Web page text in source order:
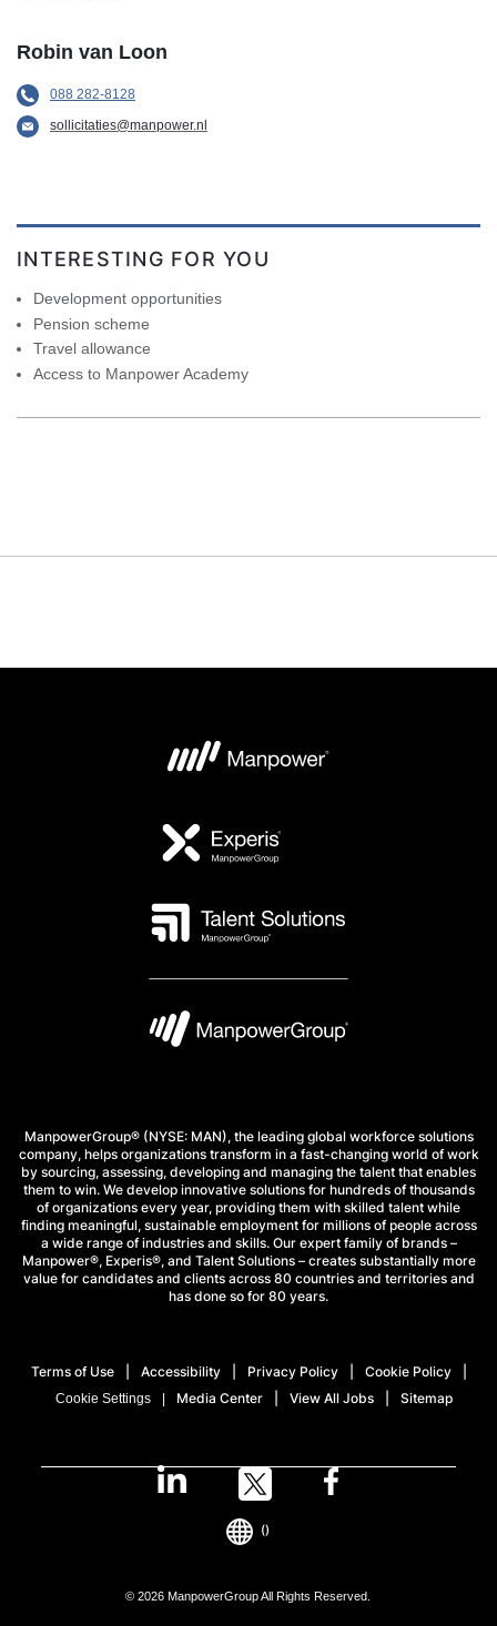
Robin van Loon
088 282-8128
sollicitaties@manpower.nl
INTERESTING FOR YOU
Development opportunities
Pension scheme
Travel allowance
Access to Manpower Academy
ManpowerGroup® (NYSE: MAN), the leading global workforce solutions
company, helps organizations transform in a fast-changing world of work
by sourcing, assessing, developing and managing the talent that enables
them to win. We develop innovative solutions for hundreds of thousands
of organizations every year, providing them with skilled talent while
finding meaningful, sustainable employment for millions of people across
a wide range of industries and skills. Our expert family of brands –
Manpower®, Experis®, and Talent Solutions – creates substantially more
value for candidates and clients across 80 countries and territories and
has done so for 80 years.
Terms of Use Accessibility Privacy Policy Cookie Policy
Cookie Settings Media Center View All Jobs Sitemap
© 2026 ManpowerGroup All Rights Reserved.
()